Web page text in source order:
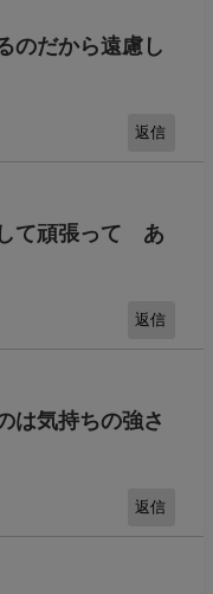
のだから遠慮し
返信
て頑張って あ
返信
は気持ちの強さ
返信